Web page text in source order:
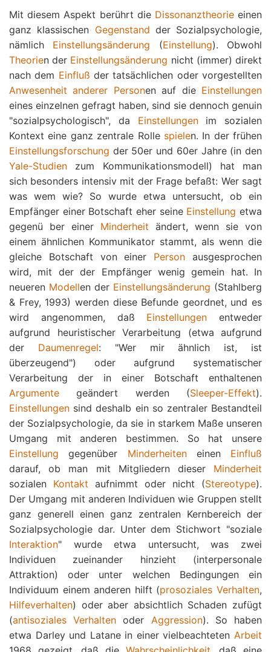
Mit diesem Aspekt berührt die Dissonanztheorieeinen
ganz klassischen Gegenstand der Sozialpsychologie,
nämlich Einstellungsänderung (Einstellung). Obwohl
Theorien der Einstellungsänderung nicht (immer) direkt
nach dem Einfluß der tatsächlichen oder vorgestellten
Anwesenheit anderer Personen auf die Einstellungen
eines einzelnen gefragt haben, sind sie dennoch genuin
"sozialpsychologisch", da Einstellungenim sozialen
Kontext eine ganz zentrale Rolle spielen. In der frühen
Einstellungsforschung der 50er und 60er Jahre (in den
Yale-Studien zum Kommunikationsmodell) hat man
sich besonders intensiv mit der Frage befaßt: Wer sagt
was wem wie? So wurde etwa untersucht, ob ein
Empfänger einer Botschaft eher seine Einstellung etwa
gegenü ber einer Minderheit ändert, wenn sie von
einem ähnlichen Kommunikator stammt, als wenn die
gleiche Botschaft von einer Person ausgesprochen
wird, mit der der Empfänger wenig gemein hat. In
neueren Modellen der Einstellungsänderung (Stahlberg
& Frey, 1993) werden diese Befunde geordnet, und es
wird angenommen, daß Einstellungen entweder
aufgrund heuristischer Verarbeitung (etwa aufgrund
der Daumenregel: "Wer mir ähnlich ist, ist
überzeugend") oder aufgrund systematischer
Verarbeitung der in einer Botschaft enthaltenen
Argumente geändert werden (Sleeper-Effekt).
Einstellungen sind deshalb ein so zentraler Bestandteil
der Sozialpsychologie, da sie in starkem Maße unseren
Umgang mit anderen bestimmen. So hat unsere
Einstellung gegenüber Minderheiteneinen Einfluß
darauf, ob man mit Mitgliedern dieser Minderheit
sozialen Kontakt aufnimmt oder nicht (Stereotype).
Der Umgang mit anderen Individuen wie Gruppen stellt
ganz generell einen ganz zentralen Kernbereich der
Sozialpsychologie dar. Unter dem Stichwort "soziale
Interaktion" wurde etwa untersucht, was zwei
Individuen zueinander hinzieht (interpersonale
Attraktion) oder unter welchen Bedingungen ein
Individuum einem anderen hilft (prosoziales Verhalten,
Hilfeverhalten) oder aber absichtlich Schaden zufügt
(antisoziales Verhalten oder Aggression). So haben
etwa Darley und Latane in einer vielbeachteten Arbeit